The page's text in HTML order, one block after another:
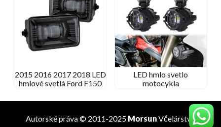
2015 2016 2017 2018 LED
hmlové svetlá Ford F150
LED hmlo svetlo
motocykla
Autorské práva © 2011-2025 MorsunVčelárstvo